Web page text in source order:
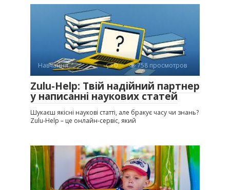
Навчання 0 758 просмотров
Zulu-Help: Твій надійний партнер
у написанні наукових статей
Шукаєш якісні наукові статті, але бракує часу чи знань?
Zulu-Help – це онлайн-сервіс, який